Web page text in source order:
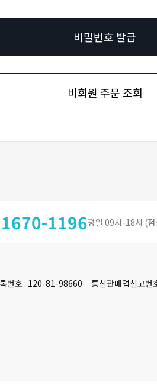
비밀번호 발급
비회원 주문 조회
1670-1196평일 09시-18시 (
번호 : 120-81-98660
통신판매업신고